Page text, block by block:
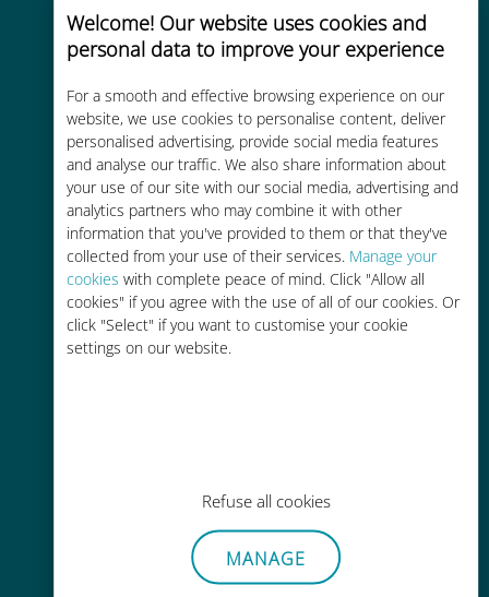
Welcome! Our website uses cookies and
personal data to improve your experience
For a smooth and effective browsing experience on our
website, we use cookies to personalise content, deliver
personalised advertising, provide social media features
and analyse our traffic. We also share information about
your use of our site with our social media, advertising and
analytics partners who may combine it with other
information that you've provided to them or that they've
collected from your use of their services. Manage your
cookies with complete peace of mind. Click "Allow all
cookies" if you agree with the use of all of our cookies. Or
click "Select" if you want to customise your cookie
settings on our website.
Refuse all cookies
MANAGE
Uygun maliyetli
Mevcut operatörünüzle dolaşım
ücretlerinden %90'a kadar daha
ucuz
Kolay doldurma
Zahmetsiz